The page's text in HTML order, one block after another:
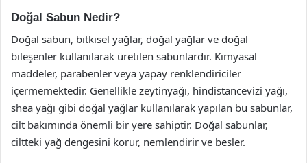
Doğal Sabun Nedir?
Doğal sabun, bitkisel yağlar, doğal yağlar ve doğal
bileşenler kullanılarak üretilen sabunlardır. Kimyasal
maddeler, parabenler veya yapay renklendiriciler
içermemektedir. Genellikle zeytinyağı, hindistancevizi yağı,
shea yağı gibi doğal yağlar kullanılarak yapılan bu sabunlar,
cilt bakımında önemli bir yere sahiptir. Doğal sabunlar,
ciltteki yağ dengesini korur, nemlendirir ve besler.